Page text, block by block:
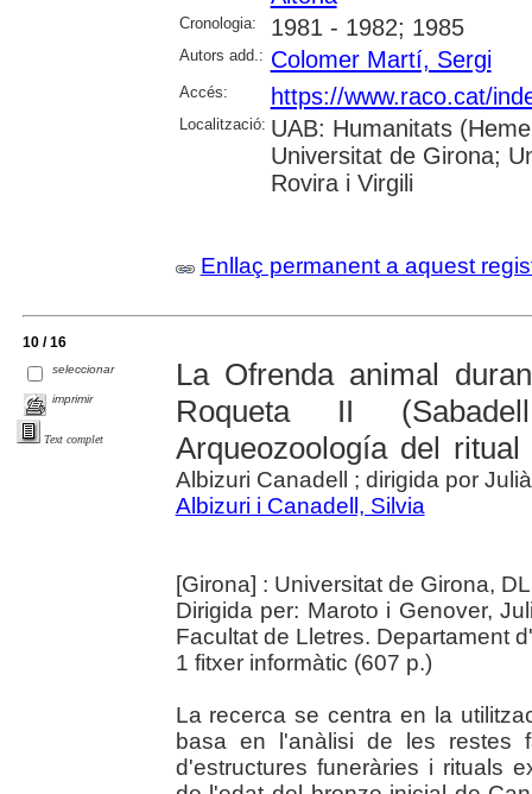
Cronologia: 1981 - 1982; 1985
Autors add.: Colomer Martí, Sergi
Accés: https://www.raco.cat/
Localització: UAB: Humanitats
Universitat de Girona;
Rovira i Virgili
Enllaç permanent a aquest
10 / 16
seleccionar
imprimir
Text complet
La Ofrenda animal
Roqueta II
Arqueozoología del ritual
Albizuri Canadell ; dirigida por
Albizuri i Canadell, Silvia
[Girona] : Universitat de Girona,
Dirigida per: Maroto i Genover,
Facultat de Lletres. Departament
1 fitxer informàtic (607 p.)
La recerca se centra en la
basa en l'anàlisi de les restes
d'estructures funeràries i rituals